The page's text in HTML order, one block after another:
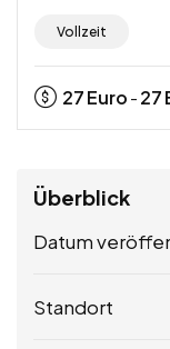
Vollzeit
27Euro - 27
Überblick
Datum
Standort